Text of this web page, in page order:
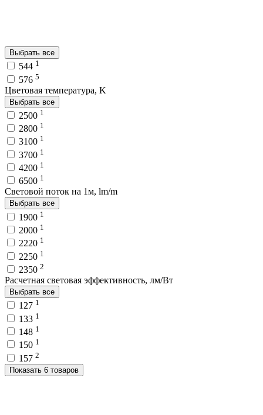
Выбрать все
544 1
576 5
Цветовая температура, K
Выбрать все
2500 1
2800 1
3100 1
3700 1
4200 1
6500 1
Световой поток на 1м, lm/m
Выбрать все
1900 1
2000 1
2220 1
2250 1
2350 2
Расчетная световая эффективность, лм/Вт
Выбрать все
127 1
133 1
148 1
150 1
157 2
Показать 6 товаров